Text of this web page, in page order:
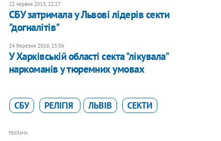
22 червня 2015, 22:27
СБУ затримала у Львові лідерів секти
"догналітів"
24 березня 2016, 15:36
У Харківській області секта "лікувала"
наркоманів у тюремних умовах
СБУ РЕЛІГІЯ ЛЬВІВ СЕКТИ
РЕКЛАМА